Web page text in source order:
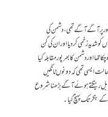
طور پر آگے آگے تھی ، دشمن کی
کو شدید زخمی کردیا اور ان کی گن
اور دشمن کا بھر پور مقابلہ کیا
ایسی تھی کہ دونوں ٹانگیں
رینگتے ہوئے آگے بڑھنا شروع
بنکر تک پہنچ گیا۔